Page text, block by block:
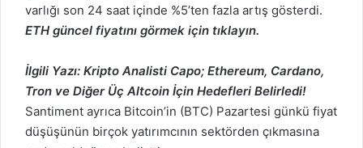
varlığı son 24 saat içinde %5’ten fazla artış gösterdi.
ETH güncel fiyatını görmek için tıklayın.
İlgili Yazı: Kripto Analisti Capo; Ethereum, Cardano,
Tron ve Diğer Üç Altcoin İçin Hedefleri Belirledi!
Santiment ayrıca Bitcoin’in (BTC) Pazartesi günkü fiyat
düşüşünün birçok yatırımcının sektörden çıkmasına